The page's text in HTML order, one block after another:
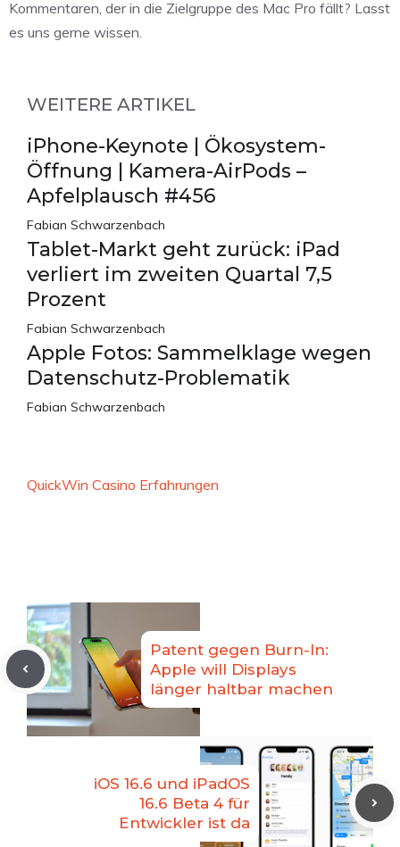
Kommentaren, der in die Zielgruppe des Mac Pro fällt? Lasst
es uns gerne wissen.
WEITERE ARTIKEL
iPhone-Keynote | Ökosystem-
Öffnung | Kamera-AirPods –
Apfelplausch #456
Fabian Schwarzenbach
Tablet-Markt geht zurück: iPad
verliert im zweiten Quartal 7,5
Prozent
Fabian Schwarzenbach
Apple Fotos: Sammelklage wegen
Datenschutz-Problematik
Fabian Schwarzenbach
QuickWin Casino Erfahrungen
Patent gegen Burn-In:
Apple will Displays
länger haltbar machen
iOS 16.6 und iPadOS
16.6 Beta 4 für
Entwickler ist da